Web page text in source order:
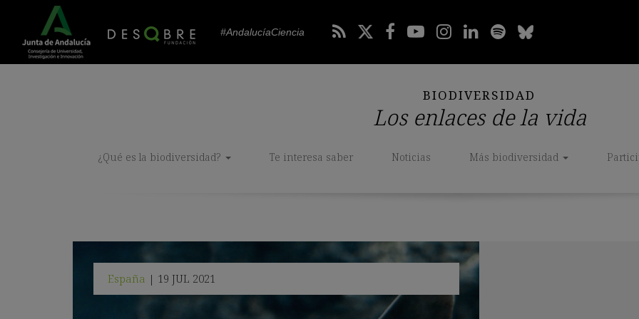
#AndalucíaCiencia
BIODIVERSIDAD
Los enlaces de la vida
¿Qué es la biodiversidad? Te interesa saber Noticias Más biodiversidad
España | 19 JUL 2021